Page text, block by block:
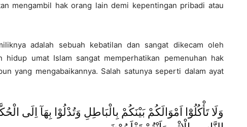
mengambil hak orang lain demi kepentingan pribadi atau
adalah sebuah kebatilan dan sangat dikecam oleh
hidup umat Islam sangat memperhatikan pemenuhan hak
yang mengabaikannya. Salah satunya seperti dalam ayat
وَلَا تَأْكُلُوْٓا اَمْوَالَكُمْ بَيْنَكُمْ بِالْبَاطِلِ وَتُدْلُوْا بِهَآ اِلَى